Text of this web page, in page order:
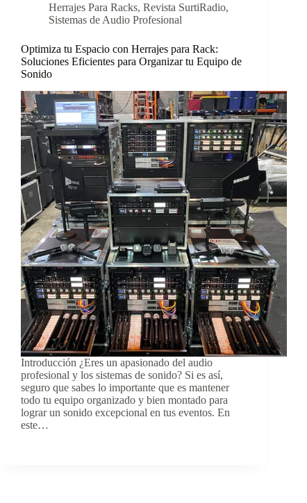
Herrajes Para Racks, Revista SurtiRadio,
Sistemas de Audio Profesional
Optimiza tu Espacio con Herrajes para Rack:
Soluciones Eficientes para Organizar tu Equipo de
Sonido
Introducción ¿Eres un apasionado del audio
profesional y los sistemas de sonido? Si es así,
seguro que sabes lo importante que es mantener
todo tu equipo organizado y bien montado para
lograr un sonido excepcional en tus eventos. En
este…